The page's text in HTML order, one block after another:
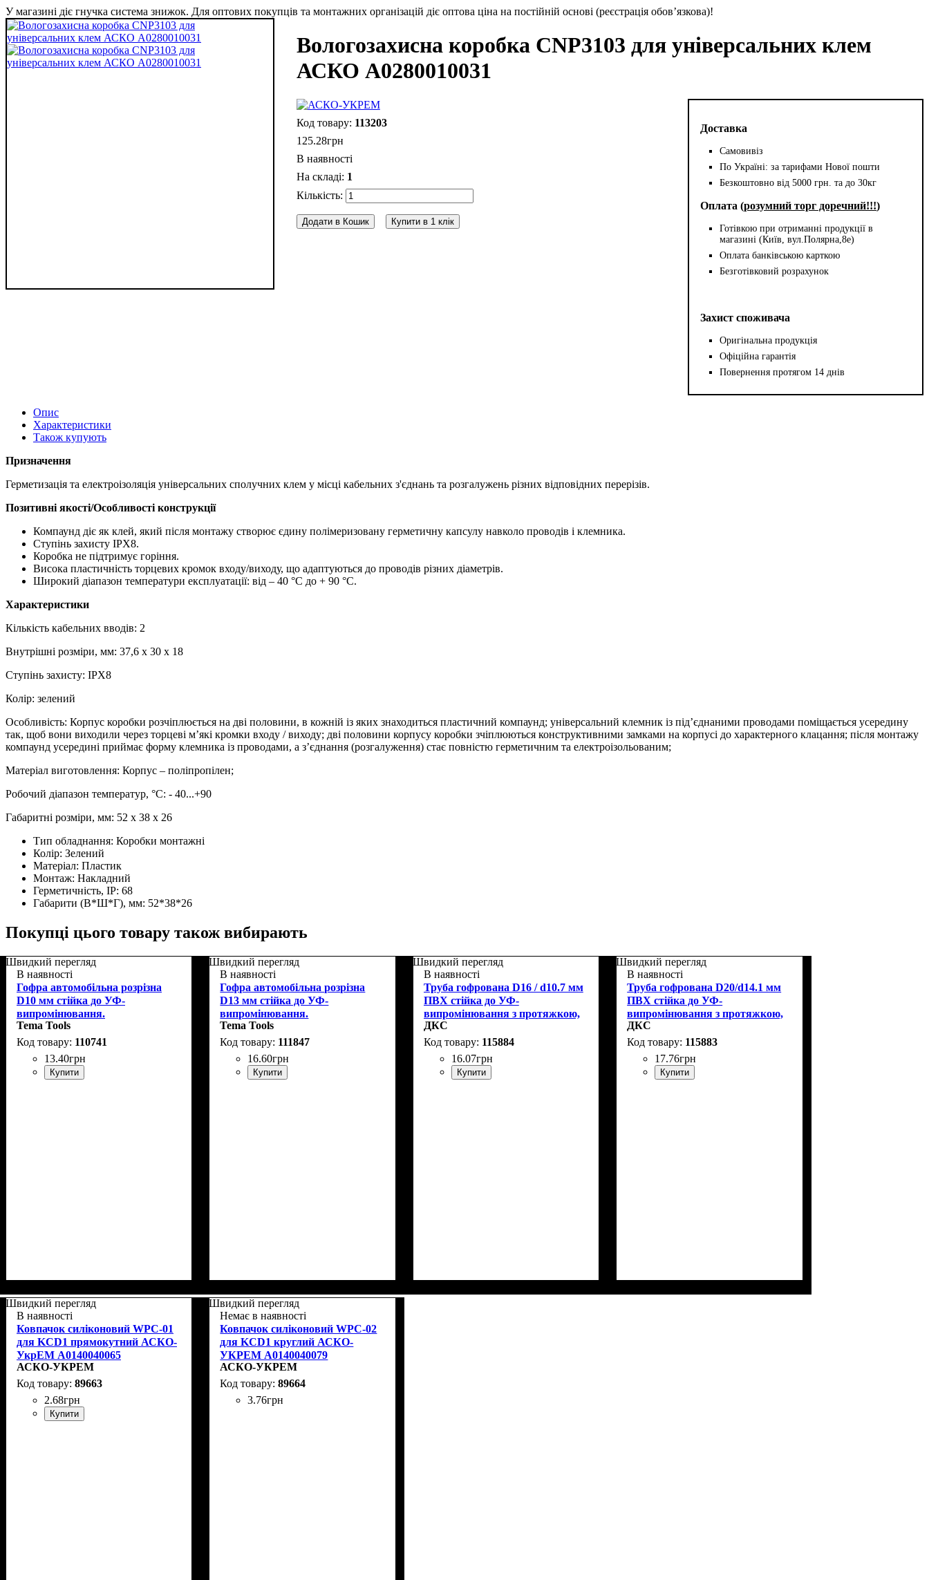
У магазині діє гнучка система знижок. Для оптових покупців та монтажних організацій діє оптова ціна на постійній основі (реєстрація обов’язкова)!
Вологозахисна коробка CNP3103 для універсальних клем
АСКО A0280010031
Доставка
Самовивіз
По Україні: за тарифами Нової пошти
Безкоштовно від 5000 грн. та до 30кг
Оплата (розумний торг доречний!!!)
Готівкою при отриманні продукції в
магазині (Київ, вул.Полярна,8е)
Оплата банківською карткою
Безготівковий розрахунок
Захист споживача
Оригінальна продукція
Офіційна гарантія
Повернення протягом 14 днів
113203
125.28грн
В наявності
1
Додати в Кошик Купити в 1 клік
Опис
Характеристики
Також купують
Призначення
Герметизація та електроізоляція універсальних сполучних клем у місці кабельних з'єднань та розгалужень різних відповідних перерізів.
Позитивні якості/Особливості конструкції
Компаунд діє як клей, який після монтажу створює єдину полімеризовану герметичну капсулу навколо проводів і клемника.
Ступінь захисту IPX8.
Коробка не підтримує горіння.
Висока пластичність торцевих кромок входу/виходу, що адаптуються до проводів різних діаметрів.
Широкий діапазон температури експлуатації: від – 40 °C до + 90 °C.
Характеристики
Кількість кабельних вводів: 2
Внутрішні розміри, мм: 37,6 х 30 х 18
Ступінь захисту: IPX8
Колір: зелений
Особливість: Корпус коробки розчіплюється на дві половини, в кожній із яких знаходиться пластичний компаунд; універсальний клемник із під’єднаними проводами поміщається усередину
так, щоб вони виходили через торцеві м’які кромки входу / виходу; дві половини корпусу коробки зчіплюються конструктивними замками на корпусі до характерного клацання; після монтажу
компаунд усередині приймає форму клемника із проводами, а з’єднання (розгалуження) стає повністю герметичним та електроізольованим;
Матеріал виготовлення: Корпус – поліпропілен;
Робочий діапазон температур, °С: - 40...+90
Габаритні розміри, мм: 52 х 38 х 26
Тип обладнання: Коробки монтажні
Колір: Зелений
Матеріал: Пластик
Монтаж: Накладний
Герметичність, IP: 68
Габарити (В*Ш*Г), мм: 52*38*26
Покупці цього товару також вибирають
Швидкий перегляд
В наявності
Гофра автомобільна розрізна
D10 мм стійка до УФ-
випромінювання.
Tema Tools
110741
13.40грн
Купити
Швидкий перегляд
В наявності
Гофра автомобільна розрізна
D13 мм стійка до УФ-
випромінювання.
Tema Tools
111847
16.60грн
Купити
Швидкий перегляд
В наявності
Труба гофрована D16 / d10.7 мм
ПВХ стійка до УФ-
випромінювання з протяжкою,
чорна, ДКС 91916A
ДКС
115884
16.07грн
Купити
Швидкий перегляд
В наявності
Труба гофрована D20/d14.1 мм
ПВХ стійка до УФ-
випромінювання з протяжкою,
чорна, ДКС 91920A
ДКС
115883
17.76грн
Купити
Швидкий перегляд
В наявності
Ковпачок силіконовий WPC-01
для KCD1 прямокутний АСКО-
УкрЕМ A0140040065
АСКО-УКРЕМ
89663
2.68грн
Купити
Швидкий перегляд
Немає в наявності
Ковпачок силіконовий WPC-02
для KCD1 круглий АСКО-
УКРЕМ A0140040079
АСКО-УКРЕМ
89664
3.76грн